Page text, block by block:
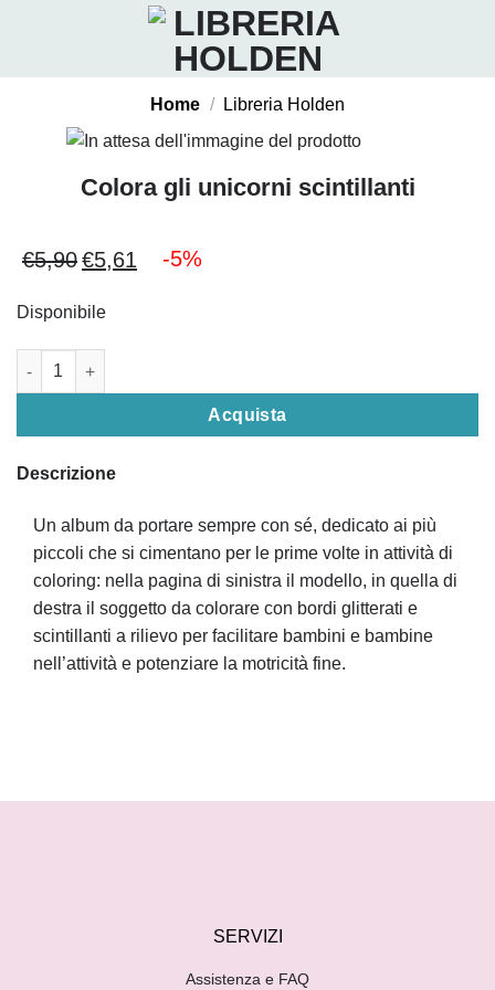
Home / Libreria Holden
Colora gli unicorni scintillanti
€5,90 Il
originale
€5,90.
€5,61 -5%
Disponibile
Colora gli unicorni scintillanti quantità
Acquista
Descrizione
Un album da portare sempre con sé, dedicato ai più
piccoli che si cimentano per le prime volte in attività di
coloring: nella pagina di sinistra il modello, in quella di
destra il soggetto da colorare con bordi glitterati e
scintillanti a rilievo per facilitare bambini e bambine
nell’attività e potenziare la motricità fine.
SERVIZI
Assistenza e FAQ